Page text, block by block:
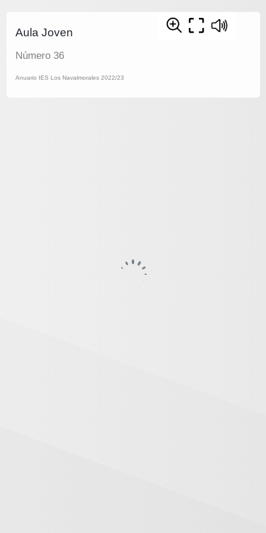
Aula Joven
Número 36
Anuario IES Los Navalmorales 2022/23